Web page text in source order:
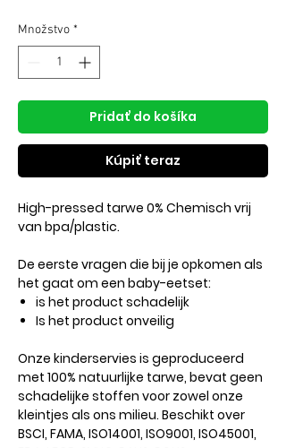
Množstvo *
Pridať do košíka
Kúpiť teraz
High-pressed tarwe 0% Chemisch vrij
van bpa/plastic.
De eerste vragen die bij je opkomen als
het gaat om een ​​baby-eetset:
is het product schadelijk
Is het product onveilig
Onze kinderservies is geproduceerd
met 100% natuurlijke tarwe, bevat geen
schadelijke stoffen voor zowel onze
kleintjes als ons milieu. Beschikt over
BSCI, FAMA, ISO14001, ISO9001, ISO45001,